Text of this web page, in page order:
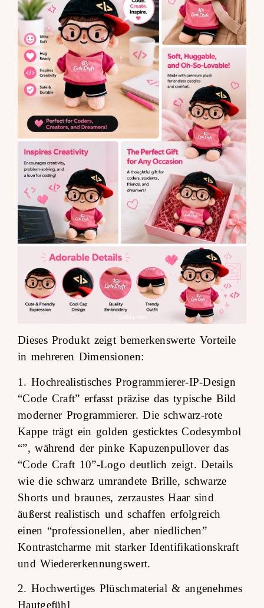
Dieses Produkt zeigt bemerkenswerte Vorteile
in mehreren Dimensionen:
1. Hochrealistisches Programmierer-IP-Design
“Code Craft” erfasst präzise das typische Bild
moderner Programmierer. Die schwarz-rote
Kappe trägt ein golden gesticktes Codesymbol
“”, während der pinke Kapuzenpullover das
“Code Craft 10”-Logo deutlich zeigt. Details
wie die schwarz umrandete Brille, schwarze
Shorts und braunes, zerzaustes Haar sind
äußerst realistisch und schaffen erfolgreich
einen “professionellen, aber niedlichen”
Kontrastcharme mit starker Identifikationskraft
und Wiedererkennungswert.
2. Hochwertiges Plüschmaterial & angenehmes
Hautgefühl